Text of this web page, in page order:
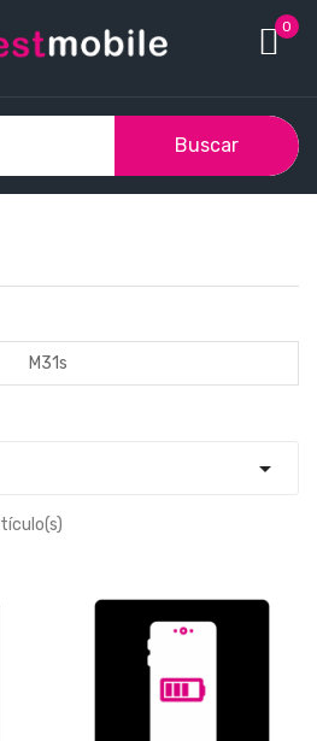
0
Buscar
M31s
